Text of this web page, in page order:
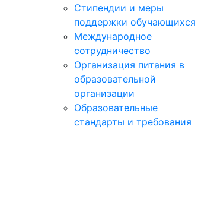
Стипендии и меры
поддержки обучающихся
Международное
сотрудничество
Организация питания в
образовательной
организации
Образовательные
стандарты и требования